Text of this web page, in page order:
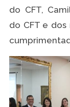
do CFT,
do CFT e